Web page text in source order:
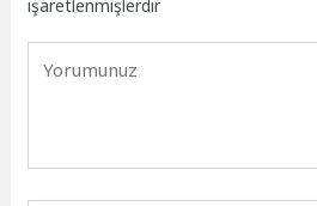
işaretlenmişlerdir